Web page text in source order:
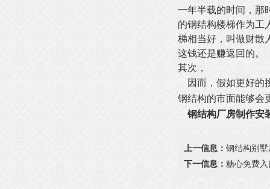
一年半载的时间
的钢结构楼梯作为工
梯相当好，叫做财散
这钱还是赚返回的。
其次，
因而，假如更好
钢结构的市面能够会更
钢结构厂房制作安
上一信息： 钢结构别
下一信息： 糖心免费